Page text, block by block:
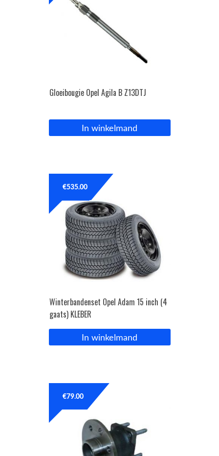
Gloeibougie Opel Agila B Z13DTJ
In winkelmand
Winterbandenset Opel Adam 15 inch (4
gaats) KLEBER
€535.00
In winkelmand
€79.00